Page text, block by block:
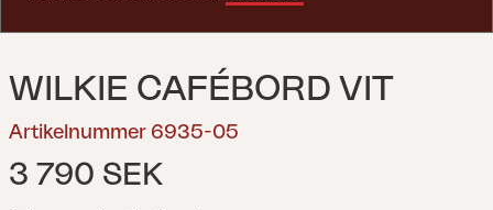
WILKIE CAFÉBORD VIT
Artikelnummer 6935-05
3 790 SEK